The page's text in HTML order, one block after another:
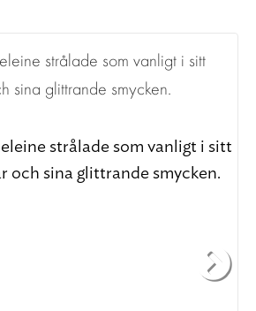
strålade som vanligt i sitt
och sina glittrande smycken.